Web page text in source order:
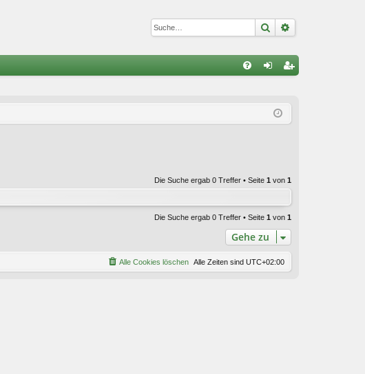
Suche
ist
Die Suche ergab 0 Treffer • Seite 1 von 1
Die Suche ergab 0 Treffer • Seite 1 von 1
Gehe zu
Alle Zeiten sind UTC+02:00
Alle Cookies löschen